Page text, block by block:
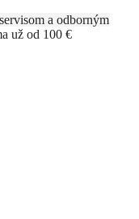
a odborným
už od 100 €